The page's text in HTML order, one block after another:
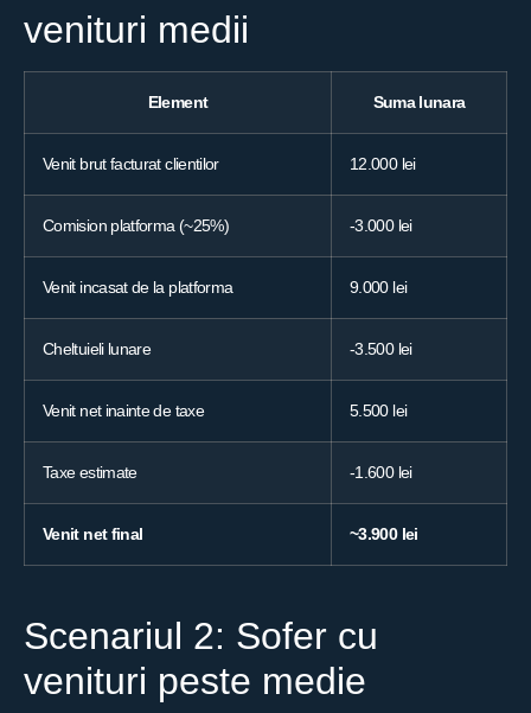
venituri medii
Element Suma lunara
Venit brut facturat clientilor 12.000 lei
Comision platforma (~25%) -3.000 lei
Venit incasat de la platforma 9.000 lei
Cheltuieli lunare -3.500 lei
Venit net inainte de taxe 5.500 lei
Taxe estimate -1.600 lei
Venit net final ~3.900 lei
Scenariul 2: Sofer cu
venituri peste medie